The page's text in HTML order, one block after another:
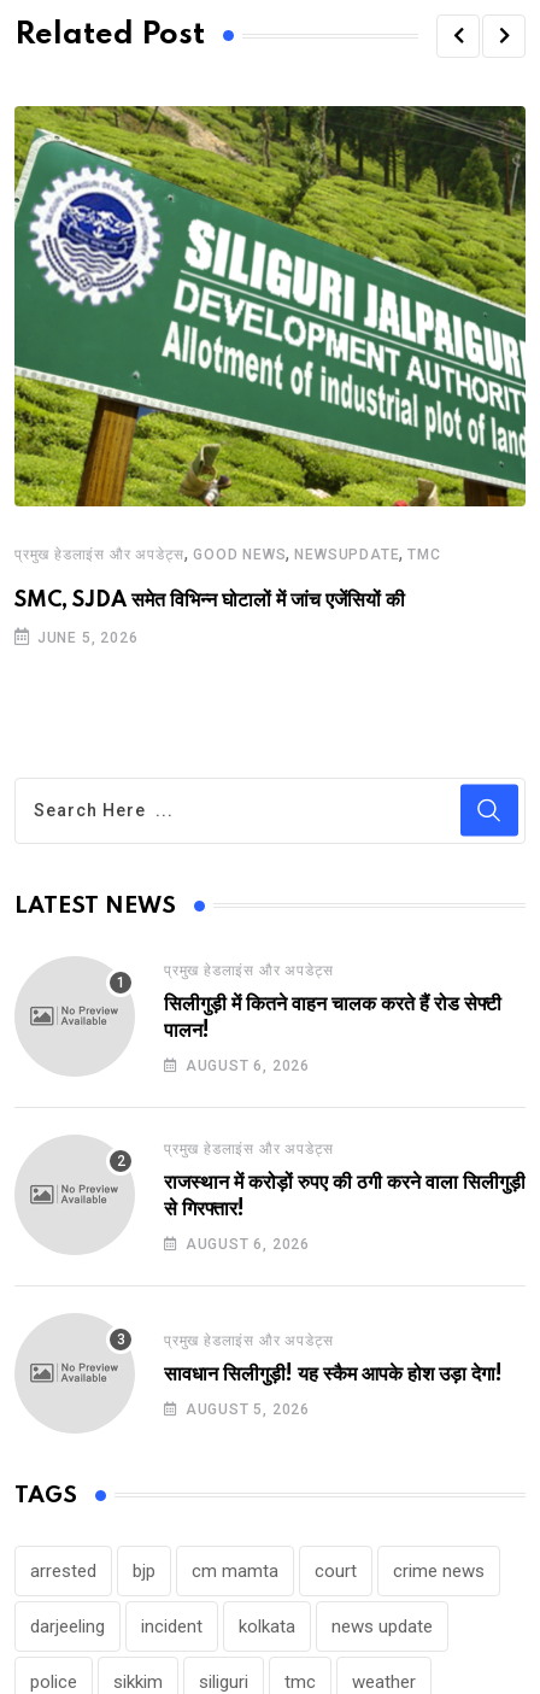
Related Post
प्रमुख हेडलाइंस और अपडेट्स,GOOD NEWS,NEWSUPDATE,TMC
SMC, SJDA समेत विभिन्न घोटालों में जांच एजेंसियों की
JUNE 5, 2026
LATEST NEWS
प्रमुख हेडलाइंस और अपडेट्स
सिलीगुड़ी में कितने वाहन चालक करते हैं रोड सेफ्टी
पालन!
AUGUST 6, 2026
प्रमुख हेडलाइंस और अपडेट्स
राजस्थान में करोड़ों रुपए की ठगी करने वाला सिलीगुड़ी
से गिरफ्तार!
AUGUST 6, 2026
प्रमुख हेडलाइंस और अपडेट्स
सावधान सिलीगुड़ी! यह स्कैम आपके होश उड़ा देगा!
AUGUST 5, 2026
TAGS
arrested bjp cm mamta court crime news
darjeeling incident kolkata news update
police sikkim siliguri tmc weather